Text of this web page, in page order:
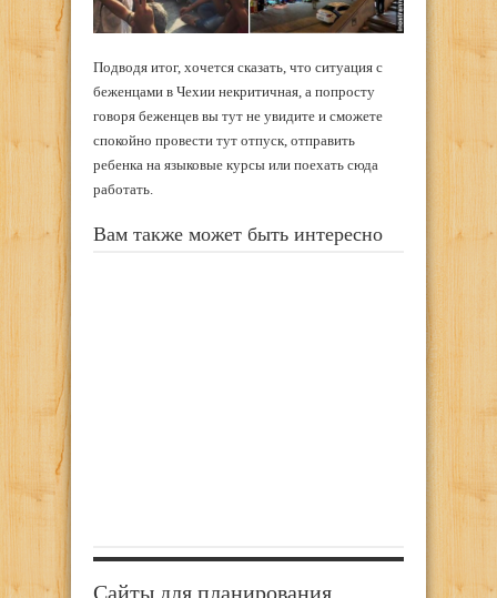
Подводя итог, хочется сказать, что ситуация с
беженцами в Чехии некритичная, а попросту
говоря беженцев вы тут не увидите и сможете
спокойно провести тут отпуск, отправить
ребенка на языковые курсы или поехать сюда
работать.
Вам также может быть интересно
Сайты для планирования